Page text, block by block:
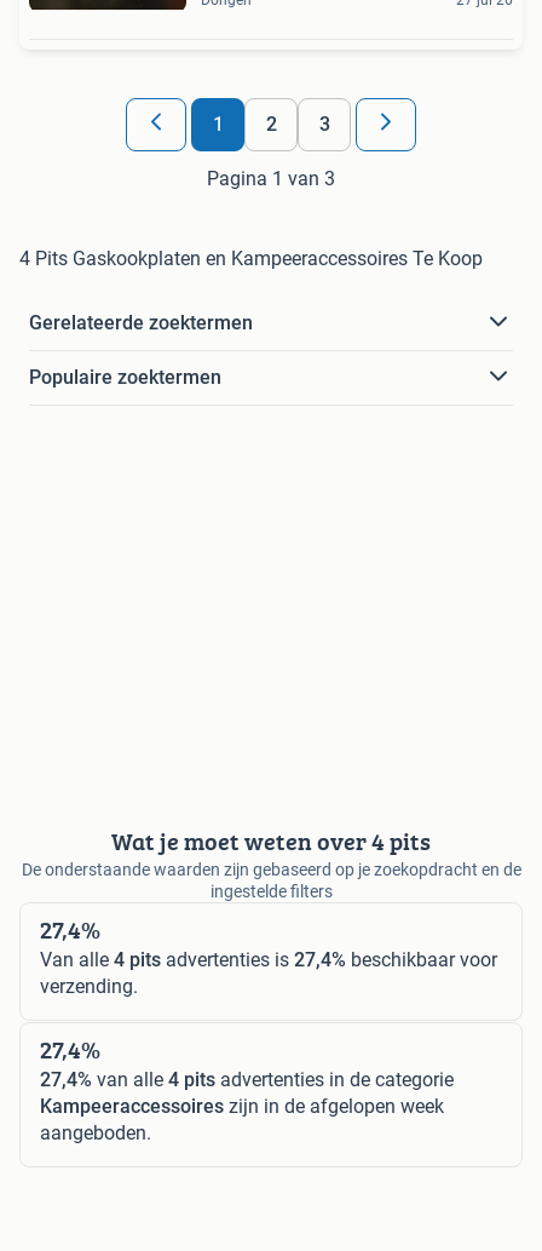
1 2 3
Pagina 1 van 3
4 Pits Gaskookplaten en Kampeeraccessoires Te Koop
Gerelateerde zoektermen
Populaire zoektermen
Wat je moet weten over 4 pits
De onderstaande waarden zijn gebaseerd op je zoekopdracht en de
ingestelde filters
27,4%
Van alle 4 pits advertenties is 27,4% beschikbaar voor
verzending.
27,4%
27,4% van alle 4 pits advertenties in de categorie
Kampeeraccessoires zijn in de afgelopen week
aangeboden.